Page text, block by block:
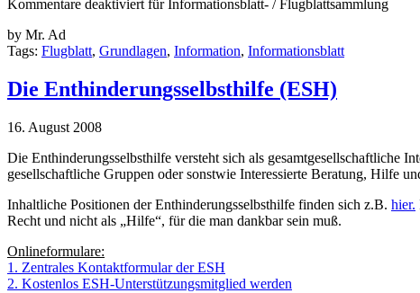
Kommentare deaktiviert für Informationsblatt- / Flugblattsammlung
by Mr. Ad
Tags: Flugblatt, Grundlagen, Information, Informationsblatt
Die Enthinderungsselbsthilfe (ESH)
16. August 2008
Die Enthinderungsselbsthilfe versteht sich als gesamtgesellschaftliche
gesellschaftliche Gruppen oder sonstwie Interessierte Beratung, Hilfe
Inhaltliche Positionen der Enthinderungsselbsthilfe finden sich z.B. hier.
Recht und nicht als „Hilfe“, für die man dankbar sein muß.
Onlineformulare:
1. Zentrales Kontaktformular der ESH
2. Kostenlos ESH-Unterstützungsmitglied werden